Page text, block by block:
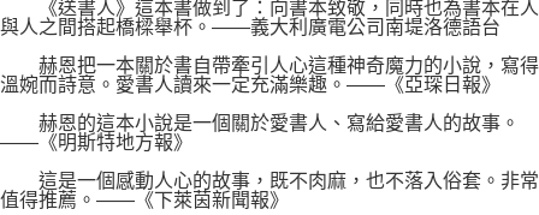
《送書人》這本書做到了：向書本致敬，同時也為書本在人
與人之間搭起橋樑舉杯。――義大利廣電公司南堤洛德語台
赫恩把一本關於書自帶牽引人心這種神奇魔力的小說，寫得
溫婉而詩意。愛書人讀來一定充滿樂趣。――《亞琛日報》
赫恩的這本小說是一個關於愛書人、寫給愛書人的故事。
――《明斯特地方報》
這是一個感動人心的故事，既不肉麻，也不落入俗套。非常
值得推薦。――《下萊茵新聞報》